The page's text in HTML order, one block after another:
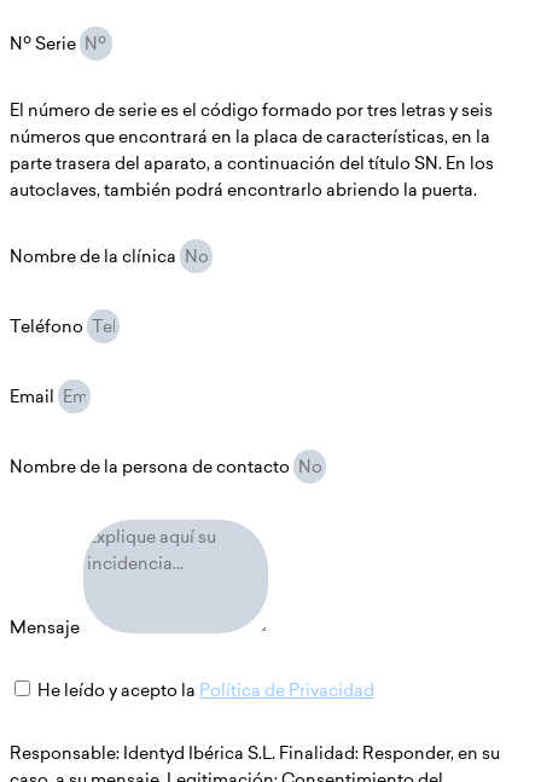
Nº Serie
El número de serie es el código formado por tres letras y seis
números que encontrará en la placa de características, en la
parte trasera del aparato, a continuación del título SN. En los
autoclaves, también podrá encontrarlo abriendo la puerta.
Nombre de la clínica
Teléfono
Email
Nombre de la persona de contacto
Mensaje
He leído y acepto la Política de Privacidad
Responsable: Identyd Ibérica S.L. Finalidad: Responder, en su